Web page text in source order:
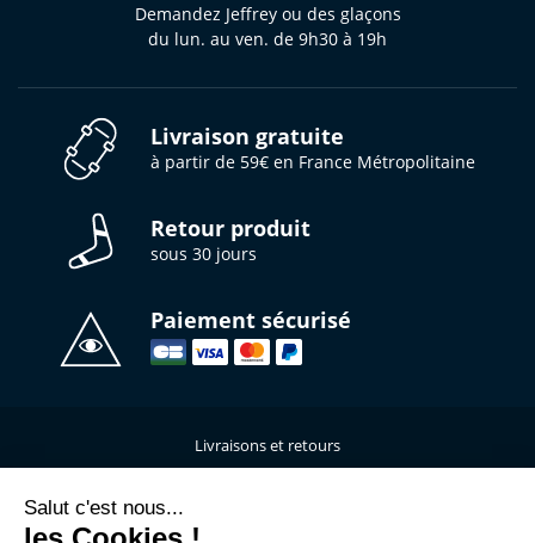
Demandez Jeffrey ou des glaçons
du lun. au ven. de 9h30 à 19h
Livraison gratuite
à partir de 59€ en France Métropolitaine
Retour produit
sous 30 jours
Paiement sécurisé
Livraisons et retours
Qui sommes-nous ?
Salut c'est nous...